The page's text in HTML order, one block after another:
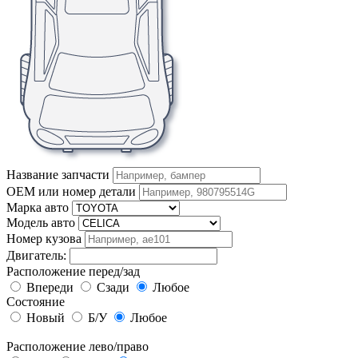
Название запчасти
OEM или номер детали
Марка авто
Модель авто
Номер кузова
Двигатель:
Расположение перед/зад
Впереди
Сзади
Любое
Состояние
Новый
Б/У Любое
Расположение лево/право